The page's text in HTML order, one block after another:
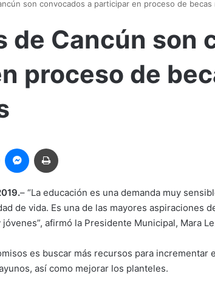
son convocados a participar en proceso de becas
de Cancún son
proceso de
– “La educación es una demanda muy
de vida. Es una de las mayores aspiraciones
afirmó la Presidente Municipal, Mara
es buscar más recursos para incrementar
así como mejorar los planteles.